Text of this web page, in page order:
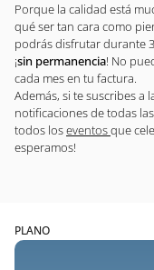
Porque la calidad está
qué ser tan cara como
podrás disfrutar durante
¡sin permanencia! No
cada mes en tu factura.
Además, si te suscribes a
notificaciones de todas las
todos loseventosque
esperamos!
PLANO